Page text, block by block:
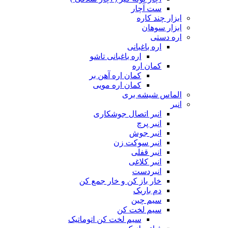
ست آچار
ابزار چند کاره
ابزار سوهان
اره دستی
اره باغبانی
اره باغبانی تاشو
کمان اره
کمان اره آهن بر
کمان اره مویی
الماس شیشه بری
انبر
انبر اتصال جوشکاری
انبر پرچ
انبر جوش
انبر سوکت زن
انبر قفلی
انبر کلاغی
انبردست
خار باز کن و خار جمع کن
دم باریک
سیم چین
سیم لخت کن
سیم لخت کن اتوماتیک